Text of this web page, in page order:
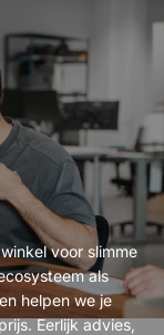
voor slimme
als
helpen we je
Eerlijk advies,